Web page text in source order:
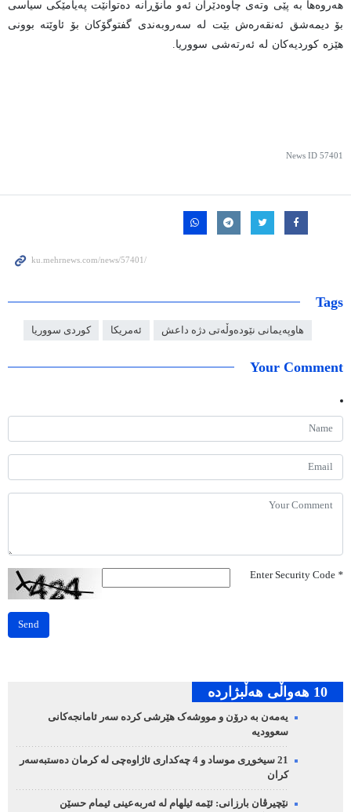
هەروەها بە پێی وتەی چاوەدێران ئەو مانۆڕانە دەتوانێت پەیامێکی سیاسی
بۆ دیمەشق ئەنقەرەش بێت لە سەروبەندی گفتوگۆکان بۆ ئاوێتە بوونی
هێزە کوردیەکان لە ئەرتەشی سووریا.
News ID 57401
Tags
هاوپەیمانی نێودەوڵەتی دژە داعش ئەمریکا کوردی سووریا
Your Comment
*
Send
10 هه‌واڵی هه‌ڵبژارده‌
یەمەن بە درۆن و مووشەک هێرشی کردە سەر ئامانجەکانی
سعوودیە
21 سیخوڕی موساد و 4 چەکداری ئاژاوەچی لە کرمان دەستبەسەر
کران
نێچیرڤان بارزانی: ئێمە ئیلهام لە ئەربەعینی ئیمام حسێن